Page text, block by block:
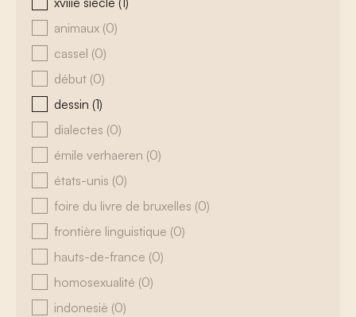
animaux (0)
cassel (0)
début (0)
dessin (1)
dialectes (0)
émile verhaeren (0)
états-unis (0)
foire du livre de bruxelles (0)
frontière linguistique (0)
hauts-de-france (0)
homosexualité (0)
indonesië (0)